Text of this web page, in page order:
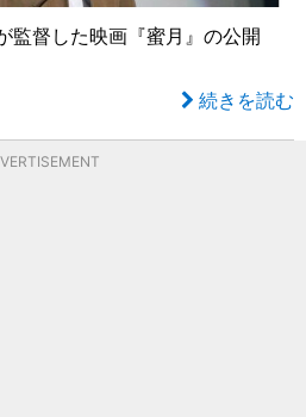
監督した映画『蜜月』の公開
続きを読む